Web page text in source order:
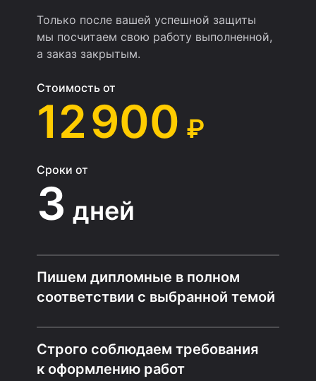
Только после вашей успешной защиты
мы посчитаем свою работу выполненной,
а заказ закрытым.
Стоимость от
12 900 ₽
Сроки от
3 дней
Пишем дипломные в полном
соответствии с выбранной темой
Строго соблюдаем требования
к оформлению работ